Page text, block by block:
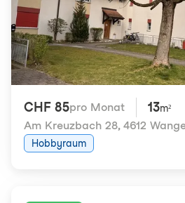
CHF 85pro Monat 13m²
Am Kreuzbach 28, 4612
Hobbyraum